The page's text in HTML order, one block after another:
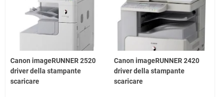
Canon imageRUNNER 2520
driver della stampante
scaricare
Canon imageRUNNER 2420
driver della stampante
scaricare